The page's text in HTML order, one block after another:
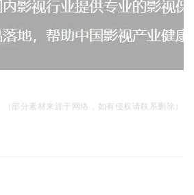
（ 部分素材来源于网络，如有侵权请联系删除）